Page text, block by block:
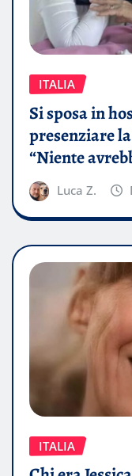
ITALIA
Si sposa in
presenziare
“Niente
Luca Z.
ITALIA